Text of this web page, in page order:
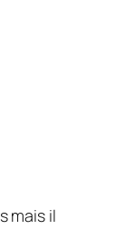
mais il